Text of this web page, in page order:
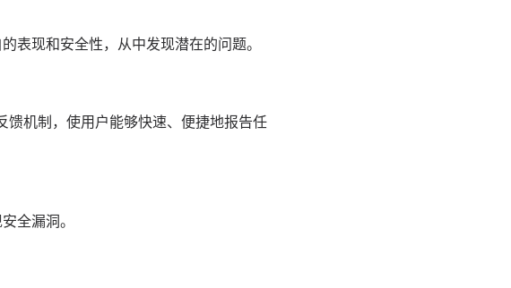
表现和安全性，从中发现潜在的问题。
机制，使用户能够快速、便捷地报告任
全漏洞。